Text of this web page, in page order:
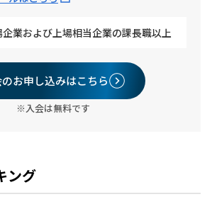
企業および上場相当企業の課長職以上
お申し込みはこちら
※入会は無料です
ング